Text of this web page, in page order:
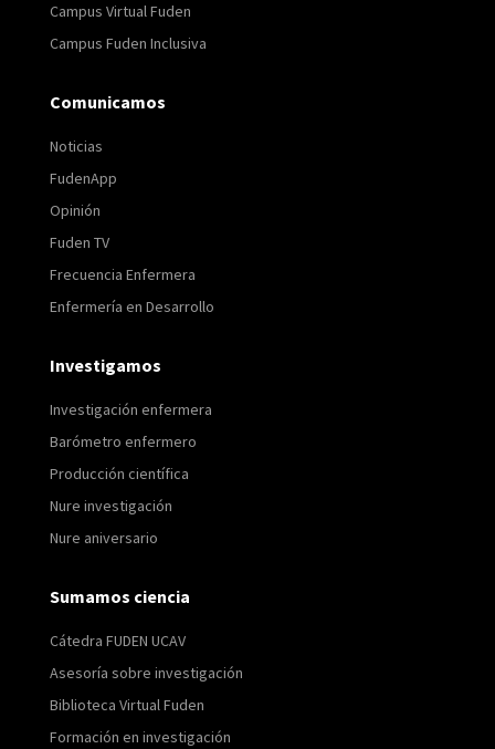
Campus Virtual Fuden
Campus Fuden Inclusiva
Comunicamos
Noticias
FudenApp
Opinión
Fuden TV
Frecuencia Enfermera
Enfermería en Desarrollo
Investigamos
Investigación enfermera
Barómetro enfermero
Producción científica
Nure investigación
Nure aniversario
Sumamos ciencia
Cátedra FUDEN UCAV
Asesoría sobre investigación
Biblioteca Virtual Fuden
Formación en investigación